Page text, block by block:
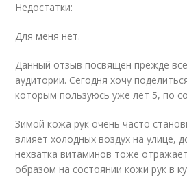
Недостатки:
Для меня нет.
Данный отзыв посвящен прежде
аудитории. Сегодня хочу
которым пользуюсь уже лет 5, по
Зимой кожа рук очень часто
влияет холодных воздух на улице,
нехватка витаминов тоже
образом на состоянии кожи рук в